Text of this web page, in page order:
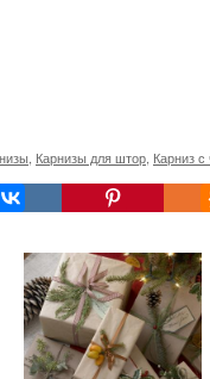
, Карнизы для штор, Карниз